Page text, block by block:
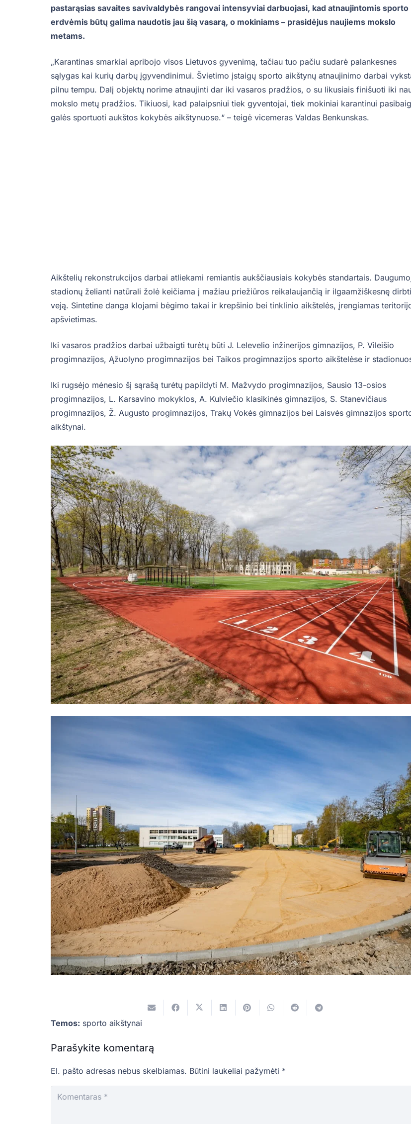
pastarąsias savaites savivaldybės rangovai intensyviai darbuojasi, kad atnaujintomis sporto
erdvėmis būtų galima naudotis jau šią vasarą, o mokiniams – prasidėjus naujiems mokslo
metams.
„Karantinas smarkiai apribojo visos Lietuvos gyvenimą, tačiau tuo pačiu sudarė palankesnes
sąlygas kai kurių darbų įgyvendinimui. Švietimo įstaigų sporto aikštynų atnaujinimo darbai
pilnu tempu. Dalį objektų norime atnaujinti dar iki vasaros pradžios, o su likusiais finišuoti iki
mokslo metų pradžios. Tikiuosi, kad palaipsniui tiek gyventojai, tiek mokiniai karantinui
galės sportuoti aukštos kokybės aikštynuose.“ – teigė vicemeras Valdas Benkunskas.
Aikštelių rekonstrukcijos darbai atliekami remiantis aukščiausiais kokybės standartais.
stadionų želianti natūrali žolė keičiama į mažiau priežiūros reikalaujančią ir ilgaamžiškesnę
veją. Sintetine danga klojami bėgimo takai ir krepšinio bei tinklinio aikštelės, įrengiamas
apšvietimas.
Iki vasaros pradžios darbai užbaigti turėtų būti J. Lelevelio inžinerijos gimnazijos, P. Vileišio
progimnazijos, Ąžuolyno progimnazijos bei Taikos progimnazijos sporto aikštelėse ir
Iki rugsėjo mėnesio šį sąrašą turėtų papildyti M. Mažvydo progimnazijos, Sausio 13-osios
progimnazijos, L. Karsavino mokyklos, A. Kulviečio klasikinės gimnazijos, S. Stanevičiaus
progimnazijos, Ž. Augusto progimnazijos, Trakų Vokės gimnazijos bei Laisvės gimnazijos
aikštynai.
Temos: sporto aikštynai
Parašykite komentarą
El. pašto adresas nebus skelbiamas. Būtini laukeliai pažymėti *